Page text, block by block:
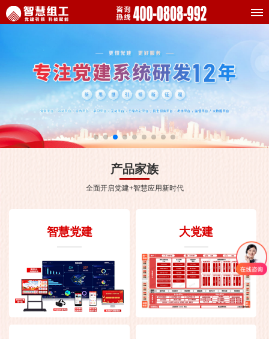
产品家族
全面开启党建+智慧应用新时代
智慧党建 大党建